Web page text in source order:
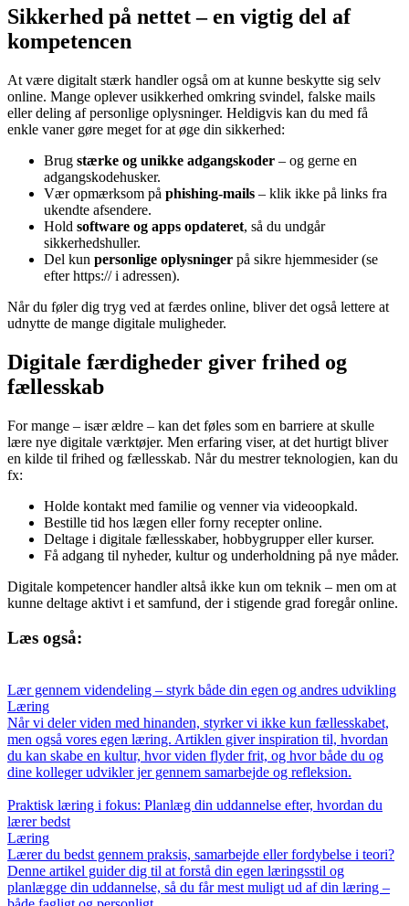
Sikkerhed på nettet – en vigtig del af
kompetencen
At være digitalt stærk handler også om at kunne beskytte sig selv
online. Mange oplever usikkerhed omkring svindel, falske mails
eller deling af personlige oplysninger. Heldigvis kan du med få
enkle vaner gøre meget for at øge din sikkerhed:
Brug stærke og unikke adgangskoder – og gerne en
adgangskodehusker.
Vær opmærksom på phishing-mails – klik ikke på links fra
ukendte afsendere.
Hold software og apps opdateret, så du undgår
sikkerhedshuller.
Del kun personlige oplysninger på sikre hjemmesider (se
efter https:// i adressen).
Når du føler dig tryg ved at færdes online, bliver det også lettere at
udnytte de mange digitale muligheder.
Digitale færdigheder giver frihed og
fællesskab
For mange – især ældre – kan det føles som en barriere at skulle
lære nye digitale værktøjer. Men erfaring viser, at det hurtigt bliver
en kilde til frihed og fællesskab. Når du mestrer teknologien, kan du
fx:
Holde kontakt med familie og venner via videoopkald.
Bestille tid hos lægen eller forny recepter online.
Deltage i digitale fællesskaber, hobbygrupper eller kurser.
Få adgang til nyheder, kultur og underholdning på nye måder.
Digitale kompetencer handler altså ikke kun om teknik – men om at
kunne deltage aktivt i et samfund, der i stigende grad foregår online.
Læs også:
Lær gennem videndeling – styrk både din egen og andres udvikling
Læring
Når vi deler viden med hinanden, styrker vi ikke kun fællesskabet,
men også vores egen læring. Artiklen giver inspiration til, hvordan
du kan skabe en kultur, hvor viden flyder frit, og hvor både du og
dine kolleger udvikler jer gennem samarbejde og refleksion.
Praktisk læring i fokus: Planlæg din uddannelse efter, hvordan du
lærer bedst
Læring
Lærer du bedst gennem praksis, samarbejde eller fordybelse i teori?
Denne artikel guider dig til at forstå din egen læringsstil og
planlægge din uddannelse, så du får mest muligt ud af din læring –